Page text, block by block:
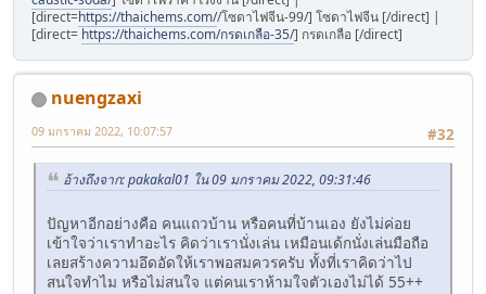
[direct=https://thaichems.com//โซดาไฟจีน-99/] โซดาไฟจีน [/direct] |
[direct= https://thaichems.com/กรดเกลือ-35/] กรดเกลือ [/direct]
nuengzaxi
#32
09 มกราคม 2022, 10:07:57
อ้างถึงจาก: pakakal01 ใน 09 มกราคม 2022, 09:31:46
ปัญหาอีกอย่างคือ คนแถวบ้าน หรือคนที่บ้านเอง ยังไม่ค่อย
เข้าใจว่าเราทำอะไร คิดว่าเรานั่งเล่น เหมือนเด้กนั่งเล่นมือถือ
เลยสร้างความอึดอัดให้เราพอสมควรครับ ทั้งที่เราคิดว่าไป
สนใจทำไม หรือไม่สนใจ แต่คนเราห้ามใจตัวเองไม่ได้ 55++